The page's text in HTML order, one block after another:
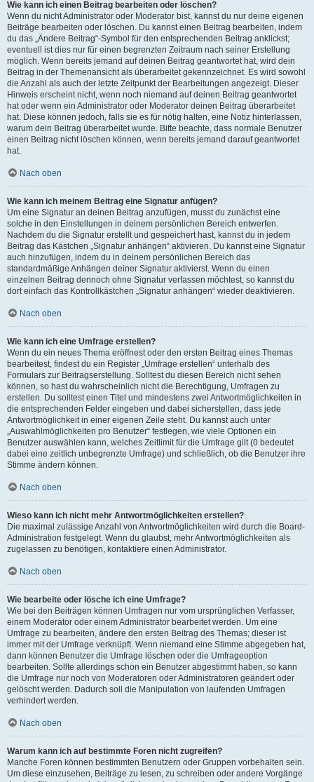
Wie kann ich einen Beitrag bearbeiten oder löschen?
Wenn du nicht Administrator oder Moderator bist, kannst du nur deine eigenen
Beiträge bearbeiten oder löschen. Du kannst einen Beitrag bearbeiten, indem
du das „Ändere Beitrag“-Symbol für den entsprechenden Beitrag anklickst;
eventuell ist dies nur für einen begrenzten Zeitraum nach seiner Erstellung
möglich. Wenn bereits jemand auf deinen Beitrag geantwortet hat, wird dein
Beitrag in der Themenansicht als überarbeitet gekennzeichnet. Es wird sowohl
die Anzahl als auch der letzte Zeitpunkt der Bearbeitungen angezeigt. Dieser
Hinweis erscheint nicht, wenn noch niemand auf deinen Beitrag geantwortet
hat oder wenn ein Administrator oder Moderator deinen Beitrag überarbeitet
hat. Diese können jedoch, falls sie es für nötig halten, eine Notiz hinterlassen,
warum dein Beitrag überarbeitet wurde. Bitte beachte, dass normale Benutzer
einen Beitrag nicht löschen können, wenn bereits jemand darauf geantwortet
hat.
Nach oben
Wie kann ich meinem Beitrag eine Signatur anfügen?
Um eine Signatur an deinen Beitrag anzufügen, musst du zunächst eine
solche in den Einstellungen in deinem persönlichen Bereich entwerfen.
Nachdem du die Signatur erstellt und gespeichert hast, kannst du in jedem
Beitrag das Kästchen „Signatur anhängen“ aktivieren. Du kannst eine Signatur
auch hinzufügen, indem du in deinem persönlichen Bereich das
standardmäßige Anhängen deiner Signatur aktivierst. Wenn du einen
einzelnen Beitrag dennoch ohne Signatur verfassen möchtest, so kannst du
dort einfach das Kontrollkästchen „Signatur anhängen“ wieder deaktivieren.
Nach oben
Wie kann ich eine Umfrage erstellen?
Wenn du ein neues Thema eröffnest oder den ersten Beitrag eines Themas
bearbeitest, findest du ein Register „Umfrage erstellen“ unterhalb des
Formulars zur Beitragserstellung. Solltest du diesen Bereich nicht sehen
können, so hast du wahrscheinlich nicht die Berechtigung, Umfragen zu
erstellen. Du solltest einen Titel und mindestens zwei Antwortmöglichkeiten in
die entsprechenden Felder eingeben und dabei sicherstellen, dass jede
Antwortmöglichkeit in einer eigenen Zeile steht. Du kannst auch unter
„Auswahlmöglichkeiten pro Benutzer“ festlegen, wie viele Optionen ein
Benutzer auswählen kann, welches Zeitlimit für die Umfrage gilt (0 bedeutet
dabei eine zeitlich unbegrenzte Umfrage) und schließlich, ob die Benutzer ihre
Stimme ändern können.
Nach oben
Wieso kann ich nicht mehr Antwortmöglichkeiten erstellen?
Die maximal zulässige Anzahl von Antwortmöglichkeiten wird durch die Board-
Administration festgelegt. Wenn du glaubst, mehr Antwortmöglichkeiten als
zugelassen zu benötigen, kontaktiere einen Administrator.
Nach oben
Wie bearbeite oder lösche ich eine Umfrage?
Wie bei den Beiträgen können Umfragen nur vom ursprünglichen Verfasser,
einem Moderator oder einem Administrator bearbeitet werden. Um eine
Umfrage zu bearbeiten, ändere den ersten Beitrag des Themas; dieser ist
immer mit der Umfrage verknüpft. Wenn niemand eine Stimme abgegeben hat,
dann können Benutzer die Umfrage löschen oder die Umfrageoption
bearbeiten. Sollte allerdings schon ein Benutzer abgestimmt haben, so kann
die Umfrage nur noch von Moderatoren oder Administratoren geändert oder
gelöscht werden. Dadurch soll die Manipulation von laufenden Umfragen
verhindert werden.
Nach oben
Warum kann ich auf bestimmte Foren nicht zugreifen?
Manche Foren können bestimmten Benutzern oder Gruppen vorbehalten sein.
Um diese einzusehen, Beiträge zu lesen, zu schreiben oder andere Vorgänge